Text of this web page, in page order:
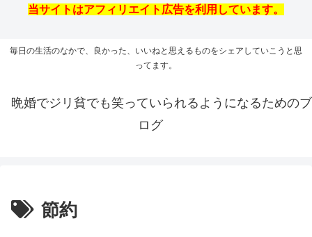
当サイトはアフィリエイト広告を利用しています。
毎日の生活のなかで、良かった、いいねと思えるものをシェアしていこうと思
ってます。
晩婚でジリ貧でも笑っていられるようになるためのブ
ログ
節約